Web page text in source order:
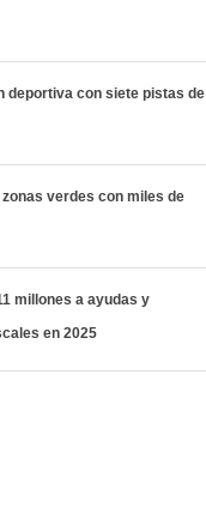
deportiva con siete pistas de
verdes con miles de
millones a ayudas y
en 2025